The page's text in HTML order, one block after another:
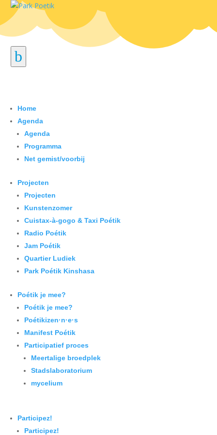
b
Home
Agenda
Agenda
Programma
Net gemist/voorbij
Projecten
Projecten
Kunstenzomer
Cuistax-à-gogo & Taxi Poétik
Radio Poétik
Jam Poétik
Quartier Ludiek
Park Poétik Kinshasa
Poétik je mee?
Poétik je mee?
Poétikizen·n·e·s
Manifest Poétik
Participatief proces
Meertalige broedplek
Stadslaboratorium
mycelium
Participez!
Participez!